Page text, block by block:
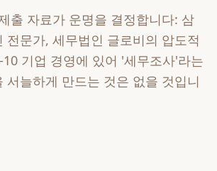
출 자료가 운명을 결정합니다: 삼
전문가, 세무법인 글로비의 압도적
기업 경영에 있어 '세무조사'라는
서늘하게 만드는 것은 없을 것입니